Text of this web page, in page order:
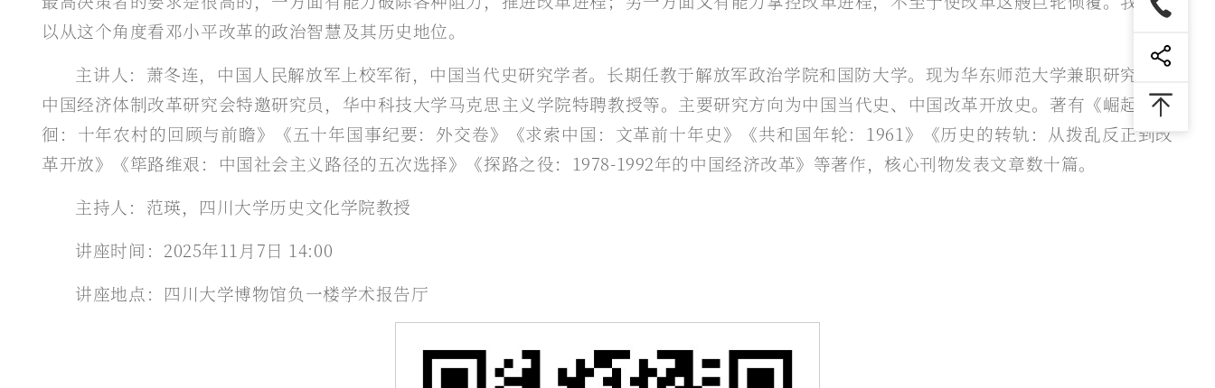
以从这个角度看邓小平改革的政治智慧及其历史地位。
主讲人：萧冬连，中国人民解放军上校军衔，中国当代史研究学者。长期任教于解放军政治学院和国防大学。现为华东师范大学兼职研究员，
中国经济体制改革研究会特邀研究员，华中科技大学马克思主义学院特聘教授等。主要研究方向为中国当代史、中国改革开放史。著有《崛起与徘
徊：十年农村的回顾与前瞻》《五十年国事纪要：外交卷》《求索中国：文革前十年史》《共和国年轮：1961》《历史的转轨：从拨乱反正到改
革开放》《筚路维艰：中国社会主义路径的五次选择》《探路之役：1978-1992年的中国经济改革》等著作，核心刊物发表文章数十篇。
主持人：范瑛，四川大学历史文化学院教授
讲座时间：2025年11月7日 14:00
讲座地点：四川大学博物馆负一楼学术报告厅